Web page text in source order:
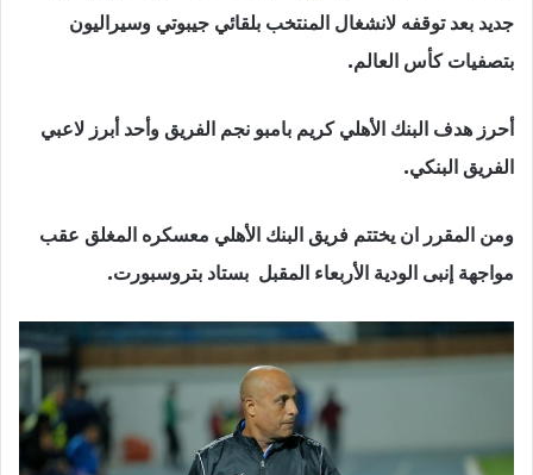
جديد بعد توقفه لانشغال المنتخب بلقائي جيبوتي وسيراليون
بتصفيات كأس العالم.
أحرز هدف البنك الأهلي كريم بامبو نجم الفريق وأحد أبرز لاعبي
الفريق البنكي.
ومن المقرر ان يختتم فريق البنك الأهلي معسكره المغلق عقب
مواجهة إنبى الودية الأربعاء المقبل بستاد بتروسبورت.